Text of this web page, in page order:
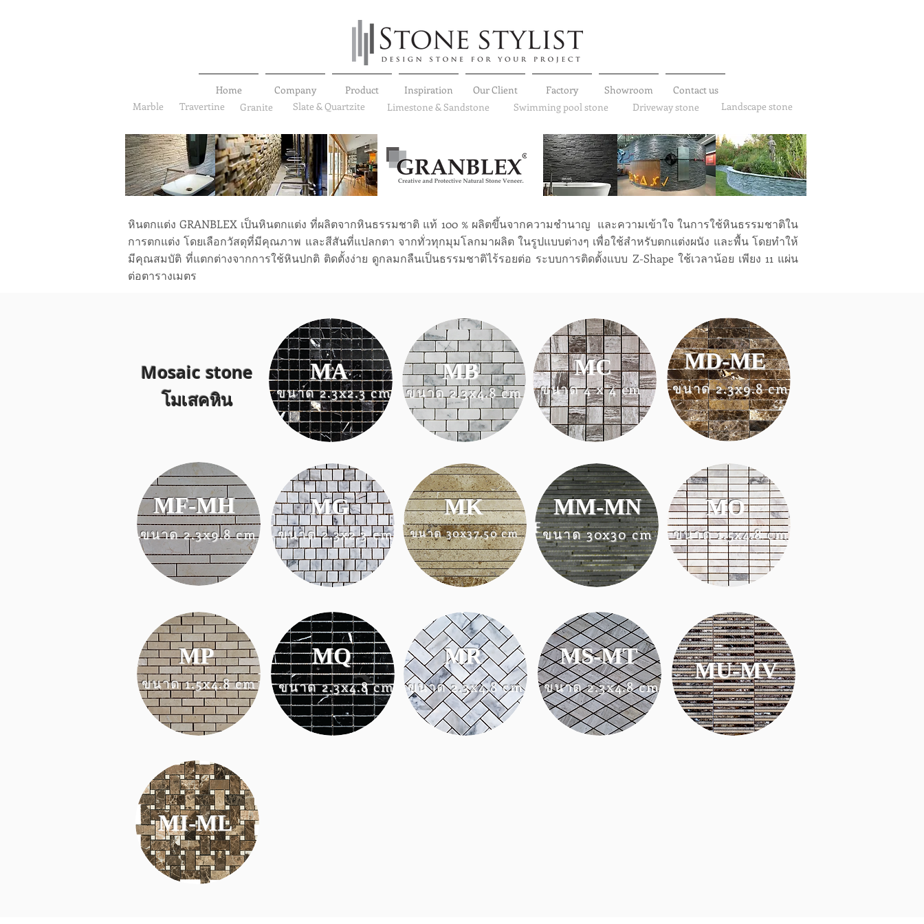
Home Company Product Inspiration Our Client Factory Showroom
Contact us
Travertine
Granite Slate & Quartzite Limestone & Sandstone Swimming pool stone Driveway stone Landscape stone
Marble
หินตกแต่ง GRANBLEX เป็นหินตกแต่ง ที่ผลิตจากหินธรรมชาติ แท้ 100 % ผลิตขึ้นจากความชำนาญ และความเข้าใจ ในการใช้หินธรรมชาติใน
การตกแต่ง โดยเลือกวัสดุที่มีคุณภาพ และสีสันที่แปลกตา จากทั่วทุกมุมโลกมาผลิต ในรูปแบบต่างๆ เพื่อใช้สำหรับตกแต่งผนัง และพื้น โดยทำให้
มีคุณสมบัติ ที่แตกต่างจากการใช้หินปกติ ติดตั้งง่าย ดูกลมกลืนเป็นธรรมชาติไร้รอยต่อ ระบบการติดตั้งแบบ Z-Shape ใช้เวลาน้อย เพียง 11 แผ่น
ต่อตารางเมตร
MA
ขนาด 2.3x2.3 cm
MB
ขนาด 2.3x4.8 cm
MC
ขนาด 4 x 4 cm
MD-ME
ขนาด 2.3x9.8 cm
Mosaic stone
โมเสคหิน
MF-MH
ขนาด 2.3x9.8 cm
MG
ขนาด 2.3x2.3 cm
MK
ขนาด 30x37.50 cm
MM-MN
ขนาด 30x30 cm
MO
ขนาด 1.5x4.8 cm
MP
ขนาด 1.5x4.8 cm ขนาด 2.3x4.8 cm
MQ
ขนาด 2.3x4.8 cm
MS-MT
ขนาด 2.3x4.8 cm
MR
MU-MV
MI-ML